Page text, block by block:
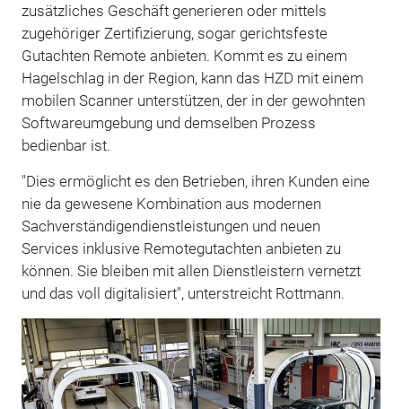
zusätzliches Geschäft generieren oder mittels
zugehöriger Zertifizierung, sogar gerichtsfeste
Gutachten Remote anbieten. Kommt es zu einem
Hagelschlag in der Region, kann das HZD mit einem
mobilen Scanner unterstützen, der in der gewohnten
Softwareumgebung und demselben Prozess
bedienbar ist.
"Dies ermöglicht es den Betrieben, ihren Kunden eine
nie da gewesene Kombination aus modernen
Sachverständigendienstleistungen und neuen
Services inklusive Remotegutachten anbieten zu
können. Sie bleiben mit allen Dienstleistern vernetzt
und das voll digitalisiert", unterstreicht Rottmann.